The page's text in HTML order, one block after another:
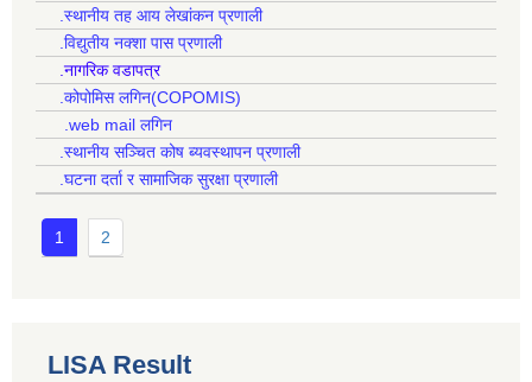
.स्थानीय तह आय लेखांकन प्रणाली
.विद्युतीय नक्शा पास प्रणाली
.नागरिक वडापत्र
.कोपोमिस लगिन(COPOMIS)
.web mail लगिन
.स्थानीय सञ्चित कोष ब्यवस्थापन प्रणाली
.घटना दर्ता र सामाजिक सुरक्षा प्रणाली
1 2
LISA Result